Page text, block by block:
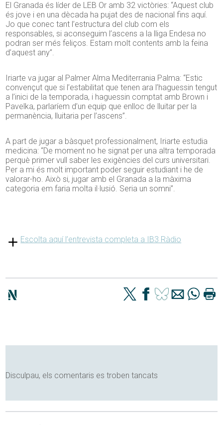
El Granada és líder de LEB Or amb 32 victòries: “Aquest club
és jove i en una dècada ha pujat des de nacional fins aquí.
Jo que conec tant l’estructura del club com els
responsables, si aconseguim l’ascens a la lliga Endesa no
podran ser més feliços. Estam molt contents amb la feina
d’aquest any”.
Iriarte va jugar al Palmer Alma Mediterrania Palma: “Estic
convençut que si l’estabilitat que tenen ara l’haguessin tengut
a l’inici de la temporada, i haguessin comptat amb Brown i
Pavelka, parlaríem d’un equip que enlloc de lluitar per la
permanència, lluitaria per l’ascens”.
A part de jugar a bàsquet professionalment, Iriarte estudia
medicina: “De moment no he signat per una altra temporada
perquè primer vull saber les exigències del curs universitari.
Per a mi és molt important poder seguir estudiant i he de
valorar-ho. Això si, jugar amb el Granada a la màxima
categoria em faria molta il·lusió. Seria un somni”.
Escolta aquí l’entrevista completa a IB3 Ràdio
Disculpau, els comentaris es troben tancats